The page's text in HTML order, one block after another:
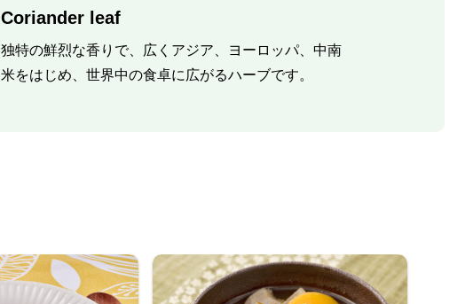
Coriander leaf
独特の鮮烈な香りで、広くアジア、ヨーロッパ、中南
米をはじめ、世界中の食卓に広がるハーブです。